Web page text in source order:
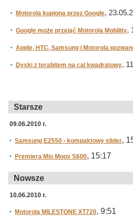
Motorola kupiona przez Google,
Google może przejąć Motorola Mobility,
Apple, HTC, Samsung i Motorola
Dyski z terabitem na cal kwadratowy,
Starsze
09.06.2010 r.
Samsung E2550 - kompaktowy slider,
Premiera Mio Moov S600, 15:17
Nowsze
10.06.2010 r.
Motorola MILESTONE XT720, 9:51